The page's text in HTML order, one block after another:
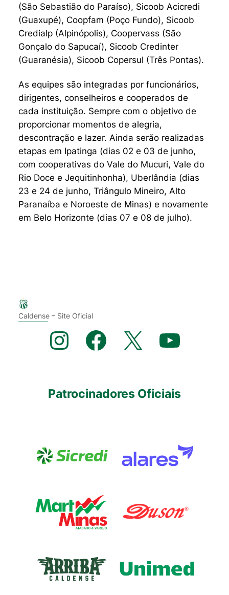
(São Sebastião do Paraíso), Sicoob Acicredi
(Guaxupé), Coopfam (Poço Fundo), Sicoob
Credialp (Alpinópolis), Coopervass (São
Gonçalo do Sapucaí), Sicoob Credinter
(Guaranésia), Sicoob Copersul (Três Pontas).
As equipes são integradas por funcionários,
dirigentes, conselheiros e cooperados de
cada instituição. Sempre com o objetivo de
proporcionar momentos de alegria,
descontração e lazer. Ainda serão realizadas
etapas em Ipatinga (dias 02 e 03 de junho,
com cooperativas do Vale do Mucuri, Vale do
Rio Doce e Jequitinhonha), Uberlândia (dias
23 e 24 de junho, Triângulo Mineiro, Alto
Paranaíba e Noroeste de Minas) e novamente
em Belo Horizonte (dias 07 e 08 de julho).
Caldense – Site Oficial
Instagram Facebook X YouTube
Patrocinadores Oficiais